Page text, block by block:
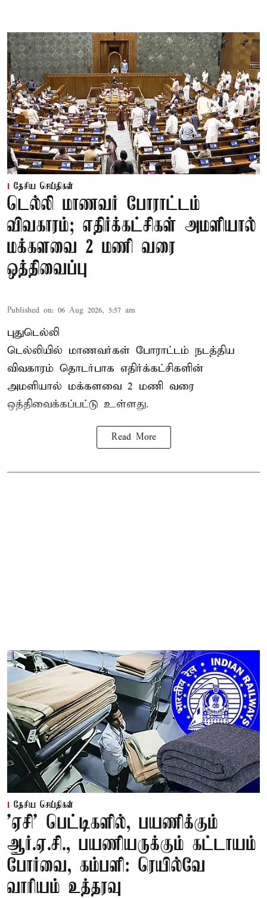
தேசிய செய்திகள்
டெல்லி மாணவர் போராட்டம்
விவகாரம்; எதிர்க்கட்சிகள் அமளியால்
மக்களவை 2 மணி வரை
ஒத்திவைப்பு
Published on: 06 Aug 2026, 5:57 am
புதுடெல்லி
டெல்லியில் மாணவர்கள் போராட்டம் நடத்திய
விவகாரம் தொடர்பாக எதிர்க்கட்சிகளின்
அமளியால் மக்களவை 2 மணி வரை
ஒத்திவைக்கப்பட்டு உள்ளது.
Read More
தேசிய செய்திகள்
'ஏசி' பெட்டிகளில், பயணிக்கும்
ஆர்.ஏ.சி., பயணியருக்கும் கட்டாயம்
போர்வை, கம்பளி: ரெயில்வே
வாரியம் உத்தரவு